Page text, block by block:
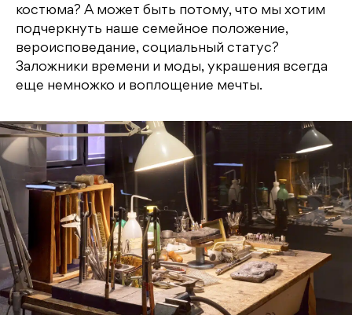
костюма? А может быть потому, что мы хотим
подчеркнуть наше семейное положение,
вероисповедание, социальный статус?
Заложники времени и моды, украшения всегда
еще немножко и воплощение мечты.